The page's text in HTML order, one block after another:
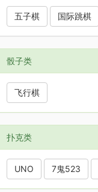
五子棋 国际跳棋
骰子类
飞行棋
扑克类
UNO 7鬼523